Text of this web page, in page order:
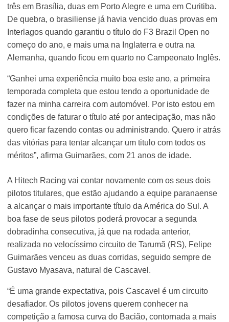
três em Brasília, duas em Porto Alegre e uma em Curitiba.
De quebra, o brasiliense já havia vencido duas provas em
Interlagos quando garantiu o título do F3 Brazil Open no
começo do ano, e mais uma na Inglaterra e outra na
Alemanha, quando ficou em quarto no Campeonato Inglês.
“Ganhei uma experiência muito boa este ano, a primeira
temporada completa que estou tendo a oportunidade de
fazer na minha carreira com automóvel. Por isto estou em
condições de faturar o título até por antecipação, mas não
quero ficar fazendo contas ou administrando. Quero ir atrás
das vitórias para tentar alcançar um titulo com todos os
méritos”, afirma Guimarães, com 21 anos de idade.
A Hitech Racing vai contar novamente com os seus dois
pilotos titulares, que estão ajudando a equipe paranaense
a alcançar o mais importante título da América do Sul. A
boa fase de seus pilotos poderá provocar a segunda
dobradinha consecutiva, já que na rodada anterior,
realizada no velocíssimo circuito de Tarumã (RS), Felipe
Guimarães venceu as duas corridas, seguido sempre de
Gustavo Myasava, natural de Cascavel.
“É uma grande expectativa, pois Cascavel é um circuito
desafiador. Os pilotos jovens querem conhecer na
competição a famosa curva do Bacião, contornada a mais